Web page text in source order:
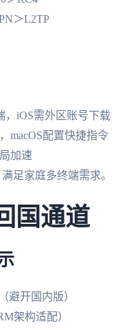
＞L2TP
，iOS需外区账号下载
macOS配置快捷指令
加速
足家庭多终端需求。
国通道
开国内版）
架构适配）